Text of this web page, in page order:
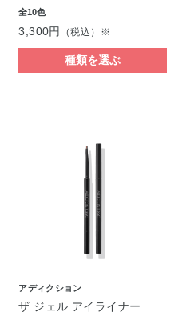
全10色
3,300円 （税込）※
種類を選ぶ
アディクション
ザ ジェル アイライナー